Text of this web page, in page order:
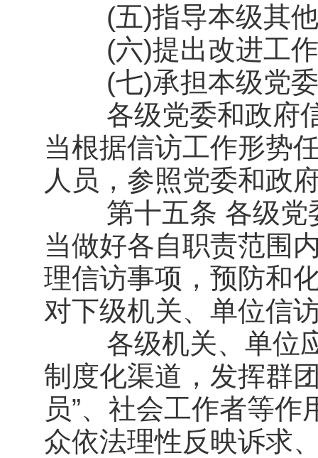
(五)指导本级其他
(六)提出改进工作
(七)承担本级党委
各级党委和政府信
当根据信访工作形势
人员，参照党委和政
第十五条 各级党委
当做好各自职责范围
理信访事项，预防和
对下级机关、单位信
各级机关、单位应
制度化渠道，发挥群
员”、社会工作者等
众依法理性反映诉求